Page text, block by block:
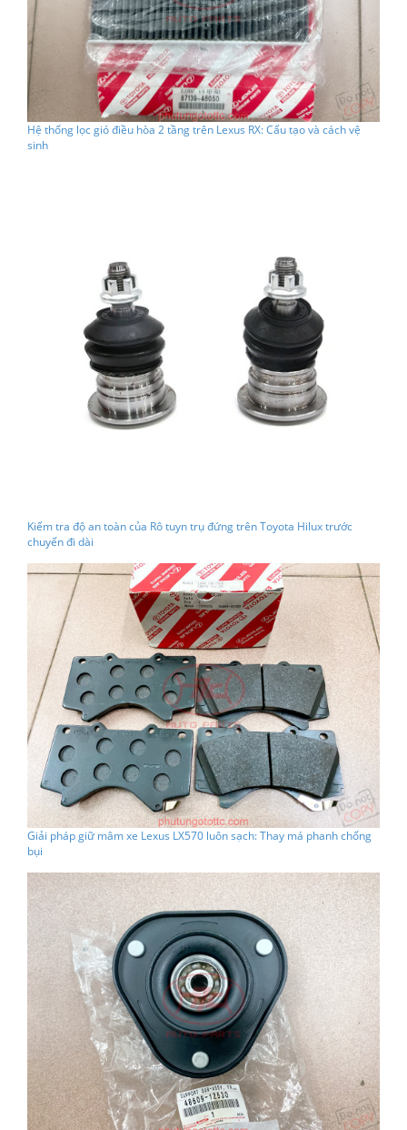
Hệ thống lọc gió điều hòa 2 tầng trên Lexus RX: Cấu tạo và cách vệ
sinh
Kiểm tra độ an toàn của Rô tuyn trụ đứng trên Toyota Hilux trước
chuyến đi dài
Giải pháp giữ mâm xe Lexus LX570 luôn sạch: Thay má phanh chống
bụi